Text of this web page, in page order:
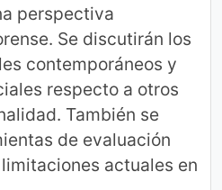
perspectiva
Se discutirán los
contemporáneos y
respecto a otros
También se
de evaluación
actuales en